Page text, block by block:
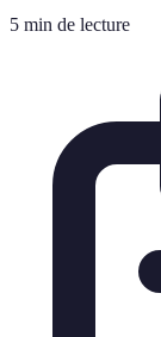
5 min de lecture